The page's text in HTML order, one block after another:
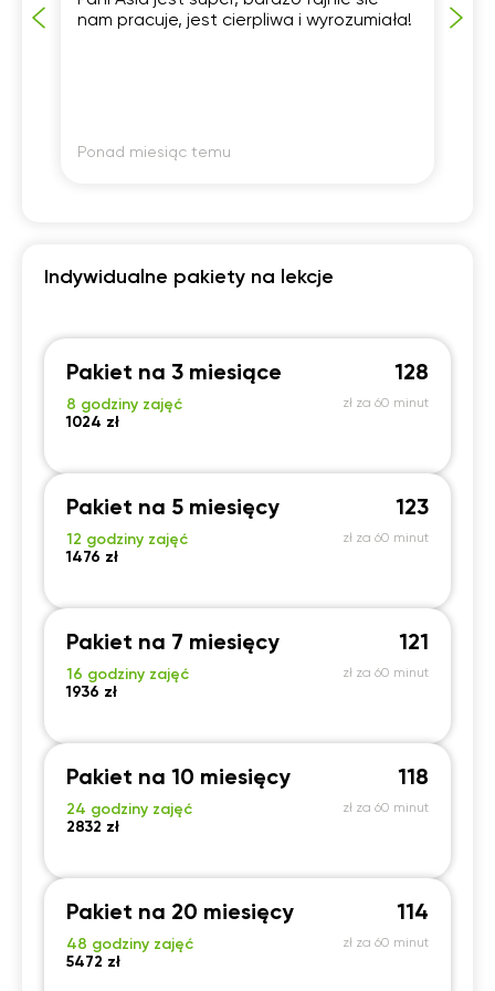
nam pracuje, jest cierpliwa i wyrozumiała!
Ponad miesiąc temu
Indywidualne pakiety na lekcje
Pakiet na 3 miesiące
8 godziny zajęć
1024 zł
128
zł za 60 minut
Pakiet na 5 miesięcy
12 godziny zajęć
1476 zł
123
zł za 60 minut
Pakiet na 7 miesięcy
16 godziny zajęć
1936 zł
121
zł za 60 minut
Pakiet na 10 miesięcy
24 godziny zajęć
2832 zł
118
zł za 60 minut
Pakiet na 20 miesięcy
48 godziny zajęć
5472 zł
114
zł za 60 minut